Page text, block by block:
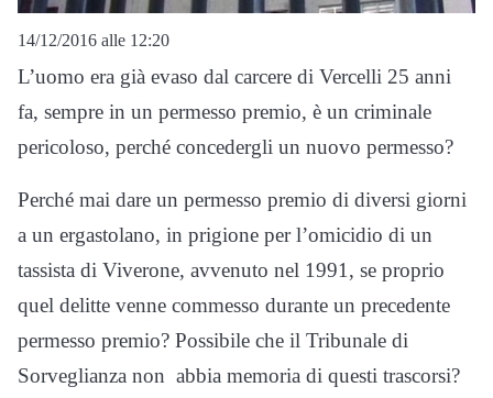
14/12/2016 alle 12:20
L’uomo era già evaso dal carcere di Vercelli 25 anni
fa, sempre in un permesso premio, è un criminale
pericoloso, perché concedergli un nuovo permesso?
Perché mai dare un permesso premio di diversi giorni
a un ergastolano, in prigione per l’omicidio di un
tassista di Viverone, avvenuto nel 1991, se proprio
quel delitte venne commesso durante un precedente
permesso premio? Possibile che il Tribunale di
Sorveglianza non abbia memoria di questi trascorsi?